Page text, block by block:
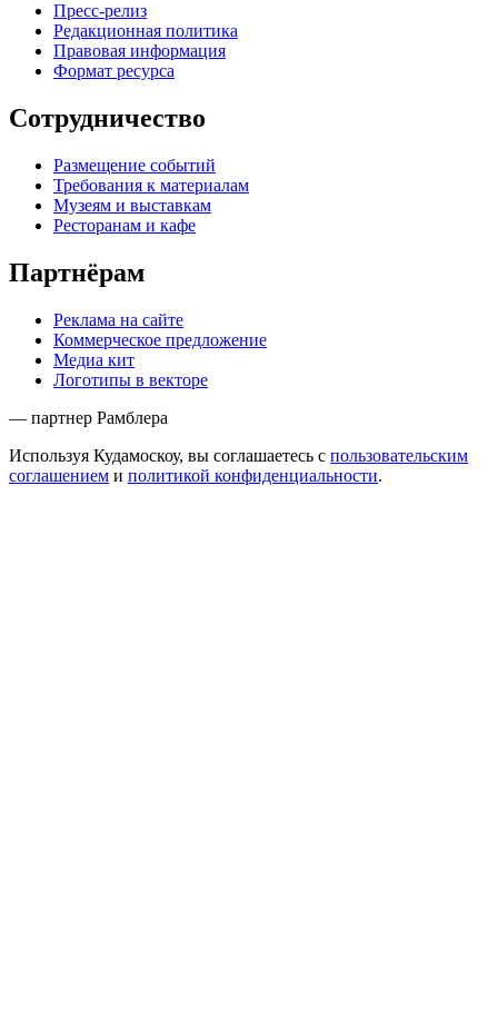
Пресс-релиз
Редакционная политика
Правовая информация
Формат ресурса
Сотрудничество
Размещение событий
Требования к материалам
Музеям и выставкам
Ресторанам и кафе
Партнёрам
Реклама на сайте
Коммерческое предложение
Медиа кит
Логотипы в векторе
— партнер Рамблера
Используя Кудамоскоу, вы соглашаетесь с пользовательским
соглашением и политикой конфиденциальности.